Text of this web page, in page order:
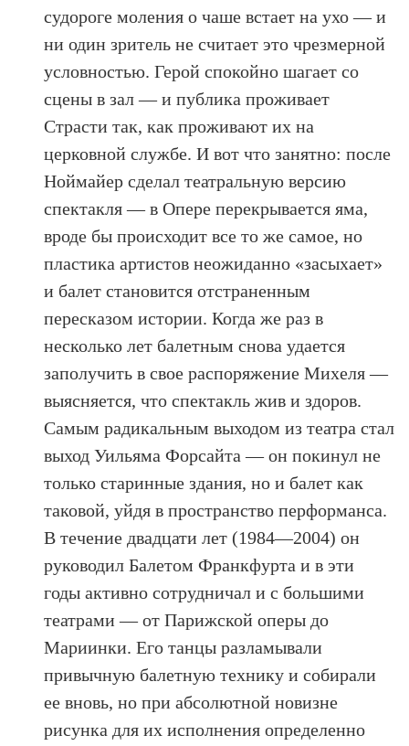
судороге моления о чаше встает на ухо — и
ни один зритель не считает это чрезмерной
условностью. Герой спокойно шагает со
сцены в зал — и публика проживает
Страсти так, как проживают их на
церковной службе. И вот что занятно: после
Ноймайер сделал театральную версию
спектакля — в Опере перекрывается яма,
вроде бы происходит все то же самое, но
пластика артистов неожиданно «засыхает»
и балет становится отстраненным
пересказом истории. Когда же раз в
несколько лет балетным снова удается
заполучить в свое распоряжение Михеля —
выясняется, что спектакль жив и здоров.
Самым радикальным выходом из театра стал
выход Уильяма Форсайта — он покинул не
только старинные здания, но и балет как
таковой, уйдя в пространство перформанса.
В течение двадцати лет (1984—2004) он
руководил Балетом Франкфурта и в эти
годы активно сотрудничал и с большими
театрами — от Парижской оперы до
Мариинки. Его танцы разламывали
привычную балетную технику и собирали
ее вновь, но при абсолютной новизне
рисунка для их исполнения определенно